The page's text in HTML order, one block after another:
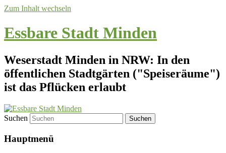
Zum Inhalt wechseln
Essbare Stadt Minden
Weserstadt Minden in NRW: In den
öffentlichen Stadtgärten ("Speiseräume")
ist das Pflücken erlaubt
Suchen
Hauptmenü